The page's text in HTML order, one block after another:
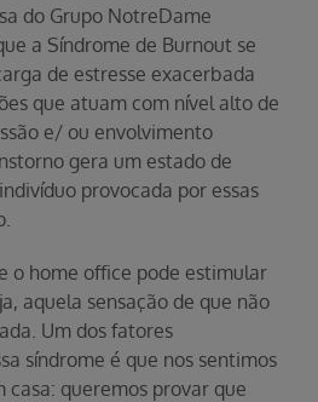
do Grupo NotreDame
a Síndrome de Burnout se
de estresse exacerbada
que atuam com nível alto de
e/ ou envolvimento
gera um estado de
provocada por essas
o home office pode estimular
aquela sensação de que não
Um dos fatores
síndrome é que nos sentimos
casa: queremos provar que